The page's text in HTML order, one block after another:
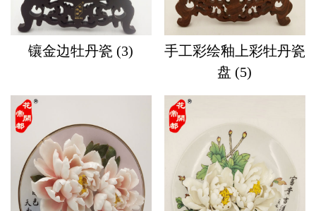
镶金边牡丹瓷 (3)
手工彩绘釉上彩牡丹瓷
盘 (5)